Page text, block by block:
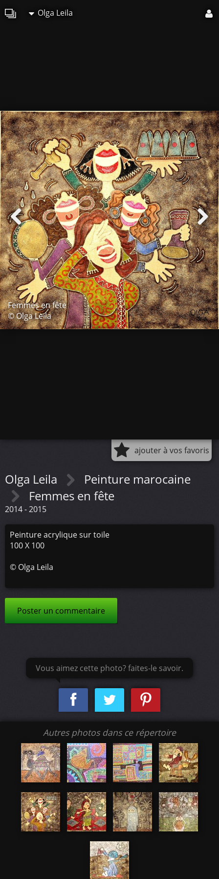
Olga Leila
Femmes en fête
© Olga Leila
ajouter à vos favoris
Olga Leila
Peinture marocaine
Femmes en fête
2014 - 2015
Peinture acrylique sur toile
100 X 100
© Olga Leila
Poster un commentaire
Vous aimez cette photo? faites-le savoir.
Autres photos dans ce répertoire